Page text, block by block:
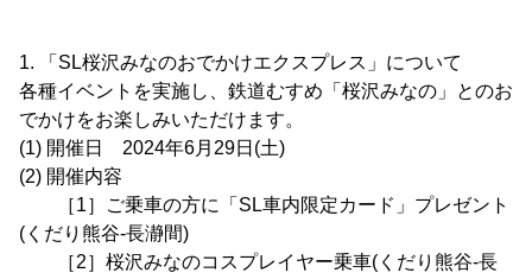
1. 「SL桜沢みなのおでかけエクスプレス」について
各種イベントを実施し、鉄道むすめ「桜沢みなの」とのお
でかけをお楽しみいただけます。
(1) 開催日 2024年6月29日(土)
(2) 開催内容
［1］ご乗車の方に「SL車内限定カード」プレゼント
(くだり熊谷-長瀞間)
［2］桜沢みなのコスプレイヤー乗車(くだり熊谷-長